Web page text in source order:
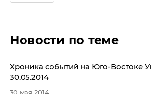
Новости по теме
Хроника событий на Юго-Востоке
30.05.2014
30 мая 2014